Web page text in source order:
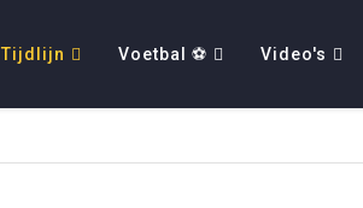
Tijdlijn Voetbal ⚽ Video's